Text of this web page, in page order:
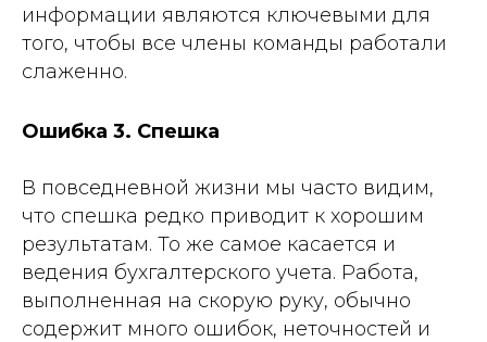
информации являются ключевыми для
того, чтобы все члены команды работали
слаженно.
Ошибка 3. Спешка
В повседневной жизни мы часто видим,
что спешка редко приводит к хорошим
результатам. То же самое касается и
ведения бухгалтерского учета. Работа,
выполненная на скорую руку, обычно
содержит много ошибок, неточностей и